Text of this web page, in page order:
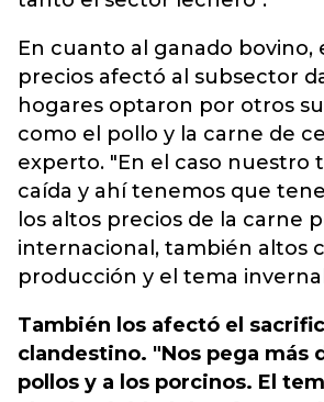
En cuanto al ganado bovino,
precios afectó al subsector
hogares optaron por otros
como el pollo y la carne de
experto. "En el caso nuestro
caída y ahí tenemos que
los altos precios de la carne
internacional, también altos
producción y el tema
También los afectó el
clandestino. "Nos pega más
pollos y a los porcinos. El